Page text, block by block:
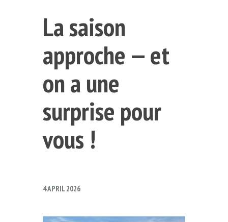
La saison
approche — et
on a une
surprise pour
vous !
4 APRIL 2026